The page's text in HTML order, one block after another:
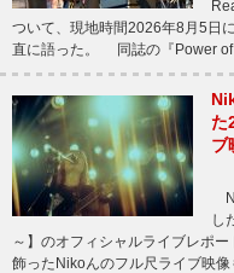
ついて、現地時間2026年8月5日
直に語った。 同誌の『Power
た
ブ
し
～】のオフィシャルライブレポ
飾ったNikoんのフル尺ライブ映